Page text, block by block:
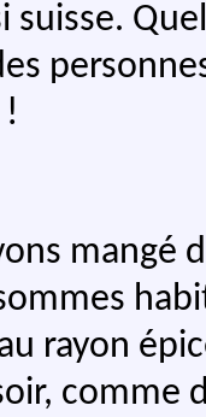
suisse.
mangé
rayon
comme